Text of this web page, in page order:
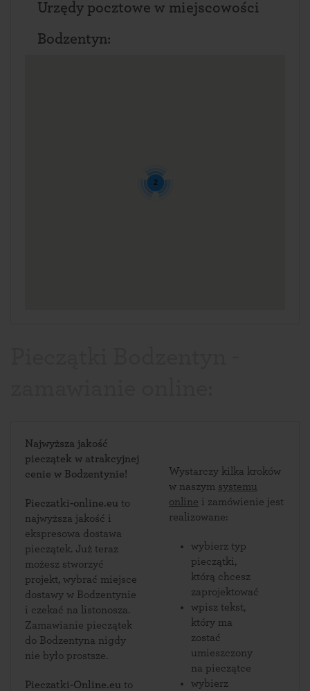
Urzędy pocztowe w miejscowości
Bodzentyn:
2
Najwyższa jakość
pieczątek w atrakcyjnej
cenie w Bodzentynie!
Pieczatki-online.eu to
najwyższa jakość i
ekspresowa dostawa
pieczątek. Już teraz
możesz stworzyć
projekt, wybrać miejsce
dostawy w Bodzentynie
i czekać na listonosza.
Zamawianie pieczątek
do Bodzentyna nigdy
nie było prostsze.
Pieczatki-Online.eu
Wystarczy kilka kroków
w naszym systemu
online i zamówienie jest
realizowane:
wybierz typ
pieczątki,
którą chcesz
zaprojektować
wpisz tekst,
który ma
zostać
umieszczony
na pieczątce
wybierz